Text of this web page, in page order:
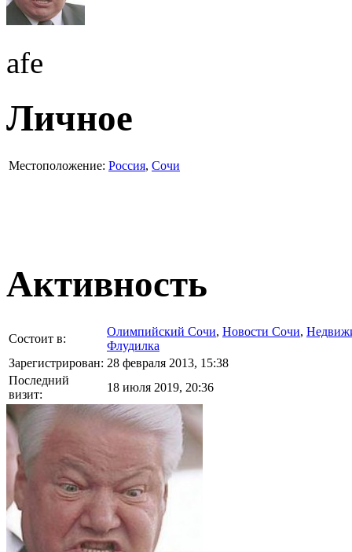
afe
Личное
Местоположение: Россия, Сочи
Активность
Состоит в:
Олимпийский Сочи, Новости Сочи,
Флудилка
Зарегистрирован: 28 февраля 2013, 15:38
Последний
визит:
18 июля 2019, 20:36